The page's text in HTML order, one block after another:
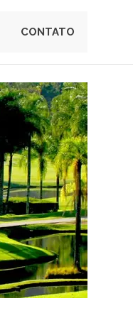
CONTATO